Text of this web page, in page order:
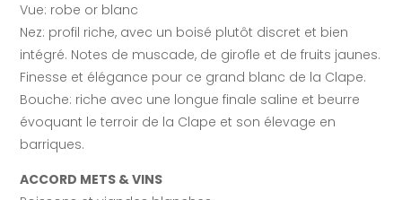
Vue: robe or blanc
Nez: profil riche, avec un boisé plutôt discret et bien
intégré. Notes de muscade, de girofle et de fruits jaunes.
Finesse et élégance pour ce grand blanc de la Clape.
Bouche: riche avec une longue finale saline et beurre
évoquant le terroir de la Clape et son élevage en
barriques.
ACCORD METS & VINS